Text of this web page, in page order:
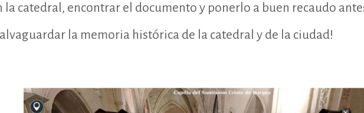
la catedral, encontrar el documento y ponerlo a buen recaudo
la memoria histórica de la catedral y de la ciudad!